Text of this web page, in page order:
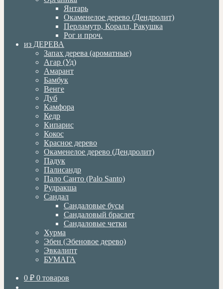
Янтарь
Окаменелое дерево (Дендролит)
Перламутр, Коралл, Ракушка
Рог и проч.
из ДЕРЕВА
Запах дерева (ароматные)
Агар (Уд)
Амарант
Бамбук
Венге
Дуб
Камфора
Кедр
Кипарис
Кокос
Красное дерево
Окаменелое дерево (Дендролит)
Падук
Палисандр
Пало Санто (Palo Santo)
Рудракша
Сандал
Сандаловые бусы
Сандаловый браслет
Сандаловые четки
Хурма
Эбен (Эбеновое дерево)
Эвкалипт
БУМАГА
0 ₽ 0 товаров